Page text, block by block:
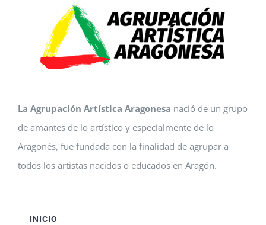
La Agrupación Artística Aragonesa nació de un grupo
de amantes de lo artístico y especialmente de lo
Aragonés, fue fundada con la finalidad de agrupar a
todos los artistas nacidos o educados en Aragón.
INICIO